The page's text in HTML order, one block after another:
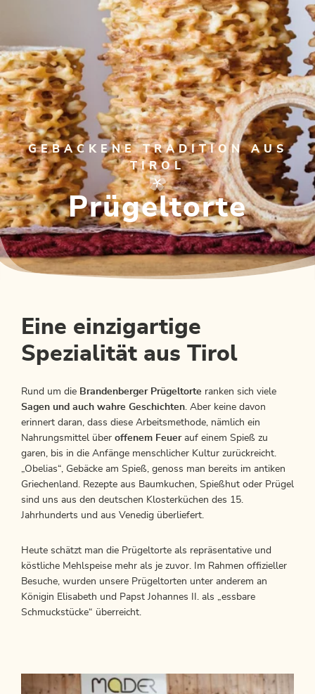
GEBACKENE TRADITION AUS
TIROL
Prügeltorte
Eine einzigartige
Spezialität aus Tirol
Rund um die Brandenberger Prügeltorte ranken sich viele
Sagen und auch wahre Geschichten . Aber keine davon
erinnert daran, dass diese Arbeitsmethode, nämlich ein
Nahrungsmittel über offenem Feuer auf einem Spieß zu
garen, bis in die Anfänge menschlicher Kultur zurückreicht.
„Obelias“, Gebäcke am Spieß, genoss man bereits im antiken
Griechenland. Rezepte aus Baumkuchen, Spießhut oder Prügel
sind uns aus den deutschen Klosterküchen des 15.
Jahrhunderts und aus Venedig überliefert.
Heute schätzt man die Prügeltorte als repräsentative und
köstliche Mehlspeise mehr als je zuvor. Im Rahmen offizieller
Besuche, wurden unsere Prügeltorten unter anderem an
Königin Elisabeth und Papst Johannes II. als „essbare
Schmuckstücke“ überreicht.